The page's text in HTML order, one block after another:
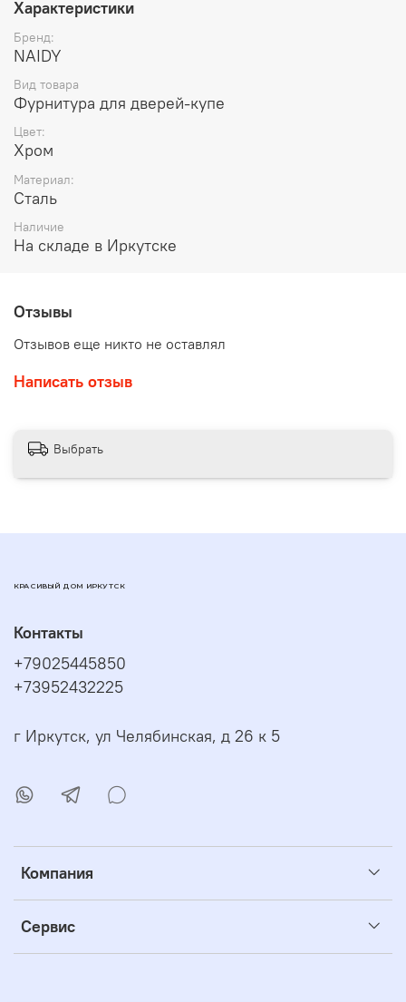
Характеристики
Бренд:
NAIDY
Вид товара
Фурнитура для дверей-купе
Цвет:
Хром
Материал:
Сталь
Наличие
На складе в Иркутске
Отзывы
Отзывов еще никто не оставлял
Написать отзыв
Выбрать
КРАСИВЫЙ ДОМ ИРКУТСК
Компания
Сервис
Контакты
+79025445850
+73952432225
г Иркутск, ул Челябинская, д 26 к 5